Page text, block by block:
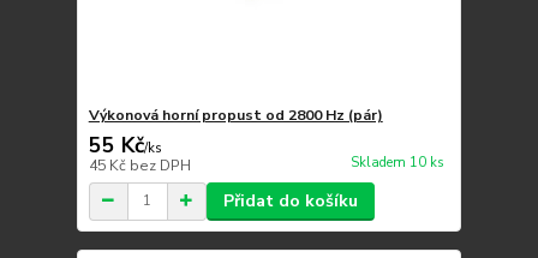
Výkonová horní propust od 2800 Hz (pár)
55 Kč/ks
45 Kč bez DPH Skladem 10 ks
Přidat do košíku